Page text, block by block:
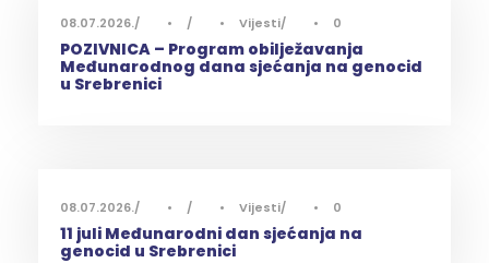
08.07.2026. • • Vijesti • 0
POZIVNICA – Program obilježavanja
Međunarodnog dana sjećanja na genocid
u Srebrenici
08.07.2026. • • Vijesti • 0
11 juli Međunarodni dan sjećanja na
genocid u Srebrenici